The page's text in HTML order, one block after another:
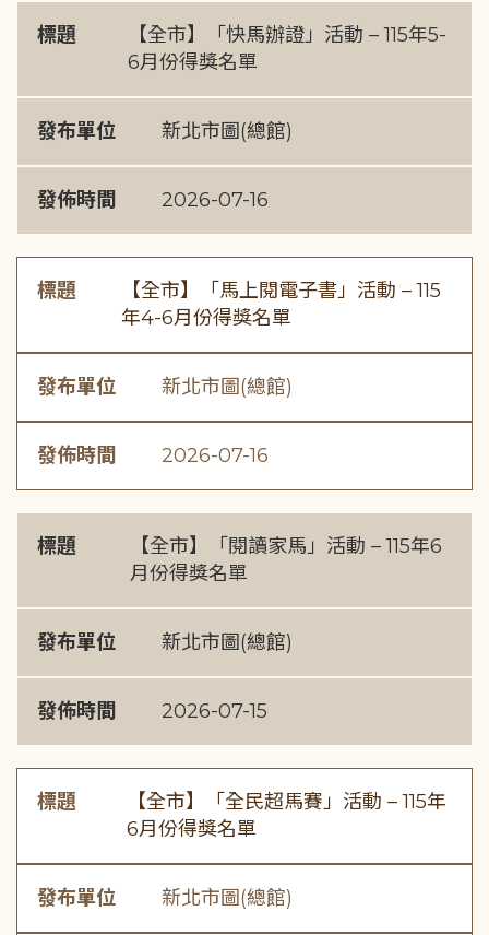
標題
【全市】「快馬辦證」活動 – 115年5-
6月份得獎名單
發布單位 新北市圖(總館)
發佈時間 2026-07-16
標題
【全市】「馬上閱電子書」活動 – 115
年4-6月份得獎名單
發布單位 新北市圖(總館)
發佈時間 2026-07-16
標題
【全市】「閱讀家馬」活動 – 115年6
月份得獎名單
發布單位 新北市圖(總館)
發佈時間 2026-07-15
標題
【全市】「全民超馬賽」活動 – 115年
6月份得獎名單
發布單位 新北市圖(總館)